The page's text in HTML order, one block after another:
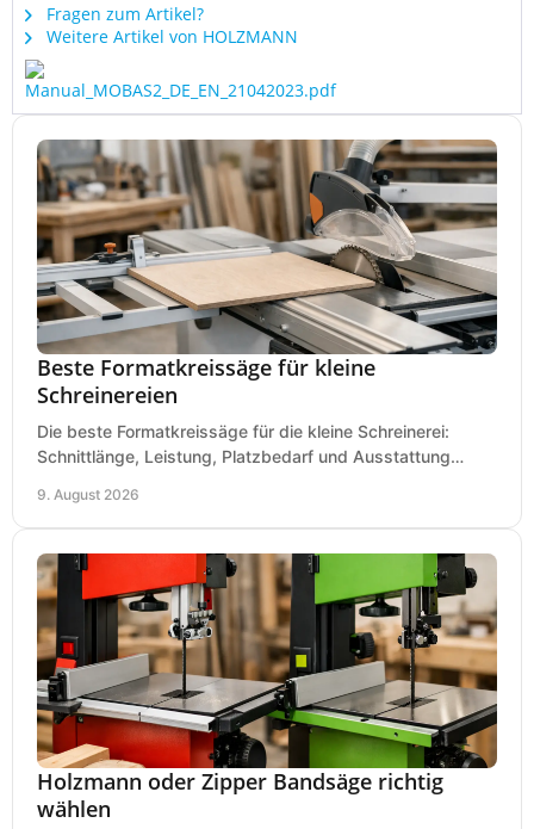
Fragen zum Artikel?
Weitere Artikel von HOLZMANN
Beste Formatkreissäge für kleine
Schreinereien
Die beste Formatkreissäge für die kleine Schreinerei:
Schnittlänge, Leistung, Platzbedarf und Ausstattung
9. August 2026
Holzmann oder Zipper Bandsäge richtig
wählen